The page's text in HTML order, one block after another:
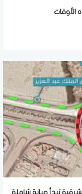
الأوقات
تبدأ صيانة شاملة